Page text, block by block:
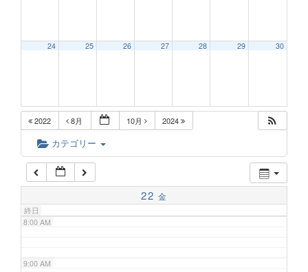
24 25 26 27 28 29 30
2022 8月 10月 2024
カテゴリー
22 金
終日
6:00 AM
7:00 AM
8:00 AM
9:00 AM